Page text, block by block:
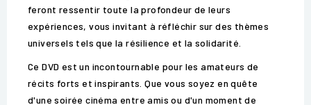
feront ressentir toute la profondeur de leurs
expériences, vous invitant à réfléchir sur des thèmes
universels tels que la résilience et la solidarité.
Ce DVD est un incontournable pour les amateurs de
récits forts et inspirants. Que vous soyez en quête
d'une soirée cinéma entre amis ou d'un moment de